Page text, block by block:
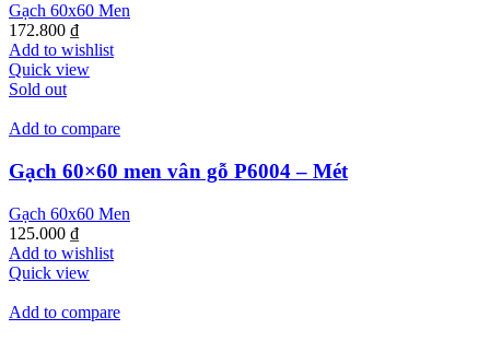
Gạch 60x60 Men
172.800 ₫
Add to wishlist
Quick view
Sold out
Add to compare
Gạch 60×60 men vân gỗ P6004 – Mét
Gạch 60x60 Men
125.000 ₫
Add to wishlist
Quick view
Add to compare